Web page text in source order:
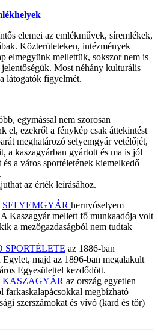
elemei az emlékművek, síremlékek,
Közterületeken, intézmények
elmegyünk mellettük, sokszor nem is
Most néhány kulturális
látogatók figyelmét.
egymással nem szorosan
el, ezekről a fénykép csak áttekintést
meghatározó selyemgyár vetélőjét,
a kaszagyárban gyártott és ma is jól
és a város sportéletének kiemelkedő
az érték leírásához.
SELYEMGYÁR hernyóselyem
Kaszagyár mellett fő munkaadója volt
a mezőgazdaságból nem tudtak
SPORTÉLETE az 1886-ban
majd az 1896-ban megalakult
Egyesülettel kezdődött.
KASZAGYÁR az ország egyetlen
farkaskalapácsokkal megbízható
szerszámokat és vívó (kard és tőr)